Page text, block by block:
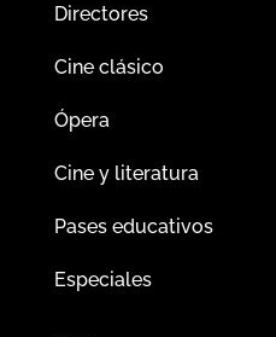
Directores
Cine clásico
Ópera
Cine y literatura
Pases educativos
Especiales